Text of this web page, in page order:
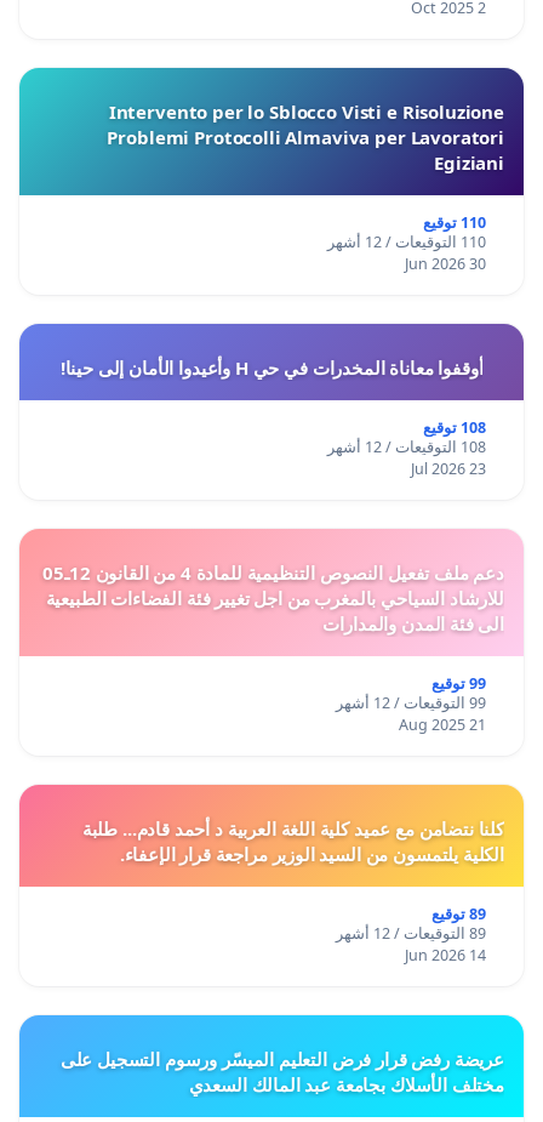
2 Oct 2025
Intervento per lo Sblocco Visti e Risoluzione
Problemi Protocolli Almaviva per Lavoratori
Egiziani
110 توقيع
110 التوقيعات / 12 أشهر
30 Jun 2026
أوقفوا معاناة المخدرات في حي H وأعيدوا الأمان إلى حينا!
108 توقيع
108 التوقيعات / 12 أشهر
23 Jul 2026
دعم ملف تفعيل النصوص التنظيمية للمادة 4 من القانون 12ـ05
للارشاد السياحي بالمغرب من اجل تغيير فئة الفضاءات الطبيعية
الى فئة المدن والمدارات
99 توقيع
99 التوقيعات / 12 أشهر
21 Aug 2025
كلنا نتضامن مع عميد كلية اللغة العربية د أحمد قادم... طلبة
الكلية يلتمسون من السيد الوزير مراجعة قرار الإعفاء.
89 توقيع
89 التوقيعات / 12 أشهر
14 Jun 2026
عريضة رفض قرار فرض التعليم الميسّر ورسوم التسجيل على
مختلف الأسلاك بجامعة عبد المالك السعدي